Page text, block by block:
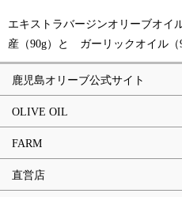
エキストラバージンオリーブオ
産（90g）と ガーリックオイル（
鹿児島オリーブ公式サイト
OLIVE OIL
FARM
直営店